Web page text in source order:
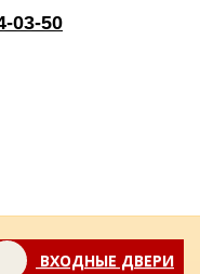
03-50
ВХОДНЫЕ ДВЕРИ